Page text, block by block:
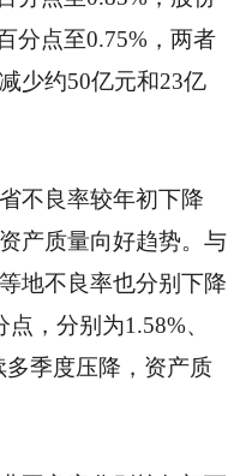
分点至0.75%，两者
少约50亿元和23亿
不良率较年初下降
产质量向好趋势。与
地不良率也分别下降
，分别为1.58%、
多季度压降，资产质